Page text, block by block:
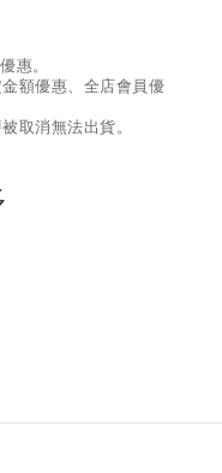
惠。
額優惠、全店會員優
取消無法出貨。